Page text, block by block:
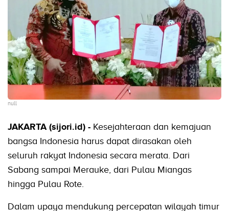
null
JAKARTA (sijori.id) - Kesejahteraan dan kemajuan
bangsa Indonesia harus dapat dirasakan oleh
seluruh rakyat Indonesia secara merata. Dari
Sabang sampai Merauke, dari Pulau Miangas
hingga Pulau Rote.
Dalam upaya mendukung percepatan wilayah timur